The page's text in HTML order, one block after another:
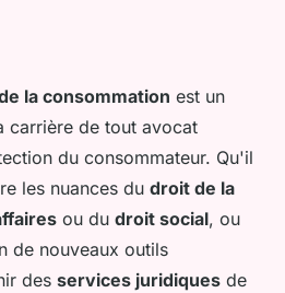
la consommation est un
carrière de tout avocat
du consommateur. Qu'il
les nuances du droit de la
ou du droit social, ou
de nouveaux outils
des services juridiques de